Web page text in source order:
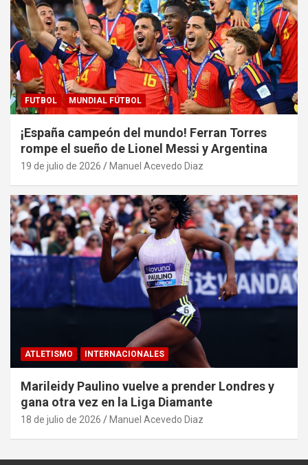
FUTBOL MUNDIAL FÚTBOL
¡España campeón del mundo! Ferran Torres
rompe el sueño de Lionel Messi y Argentina
19 de julio de 2026 Manuel Acevedo Diaz
ATLETISMO INTERNACIONALES
Marileidy Paulino vuelve a prender Londres y
gana otra vez en la Liga Diamante
18 de julio de 2026 Manuel Acevedo Diaz